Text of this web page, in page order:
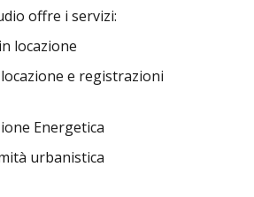
offre i servizi:
locazione
e registrazioni
Energetica
urbanistica